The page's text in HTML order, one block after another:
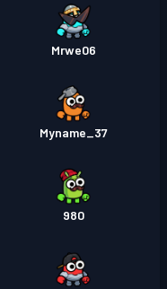
Mrwe06
Myname_37
980